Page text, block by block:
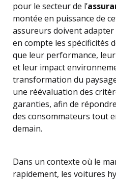
pour le secteur de l’
montée en puissance de
assureurs doivent
en compte les spécificités
que leur performance,
et leur impact
transformation du
une réévaluation des
garanties, afin de
des consommateurs tout
demain.
Dans un contexte où le
rapidement, les voitures